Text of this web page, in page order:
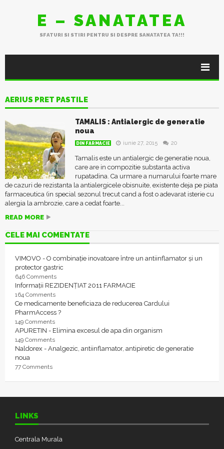
E – SANATATEA
SFATURI SI STIRI PENTRU SI DESPRE SANATATEA TA!!!
AERIUS PRET PASTILE
TAMALIS : Antialergic de generatie
noua
DIN FARMACIE iunie 27, 2015 20
Tamalis este un antialergic de generatie noua,
care are in compozitie substanta activa
rupatadina. Ca urmare a numarului foarte mare
de cazuri de rezistanta la antialergicele obisnuite, existente deja pe piata
farmaceutica (in special sezonul trecut cand a fost o adevarat isterie cu
alergia la ambrozie, care a cedat foarte...
READ MORE
CELE MAI COMENTATE
VIMOVO - O combinație inovatoare între un antiinflamator și un
protector gastric
646 Comments
Informații REZIDENȚIAT 2011 FARMACIE
164 Comments
Ce medicamente beneficiaza de reducerea Cardului
PharmAccess ?
149 Comments
APURETIN - Elimina excesul de apa din organism
149 Comments
Naldorex - Analgezic, antiinflamator, antipiretic de generatie
noua
77 Comments
LINKS
Centrala Murala